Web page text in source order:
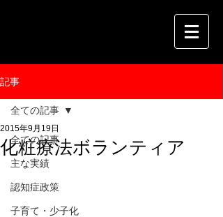
記事
全ての記事
主な実績
認知症政策
子育て・少子化
全ての記事
化粧療法ボランティア
2015年9月19日